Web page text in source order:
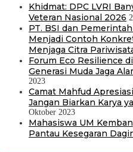
Khidmat: DPC LVRI
Veteran Nasional 2026
PT. BSI dan
Menjadi Contoh
Menjaga Citra
Forum Eco Resilience
Generasi Muda Jaga
2023
Camat Mahfud
Jangan Biarkan Karya
Oktober 2023
Mahasiswa UM
Pantau Kesegaran